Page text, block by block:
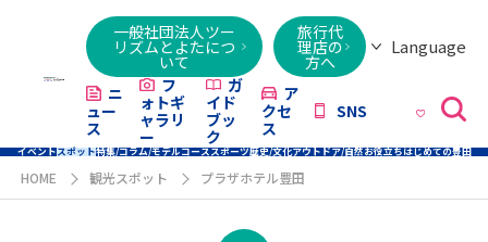
一般社団法人ツー
リズムとよたにつ
いて
旅行代
理店の
方へ
Language
Việt
ニ
ュー
ス
フ
ォトギ
ャラリ
ー
ガ
イド
ブッ
ク
ア
クセ
ス
SNS
イベントスポット特集/コラム/モデルコーススポーツ歴史/文化アウトドア/自然お役立ちはじめての豊田
HOME 観光スポット プラザホテル豊田